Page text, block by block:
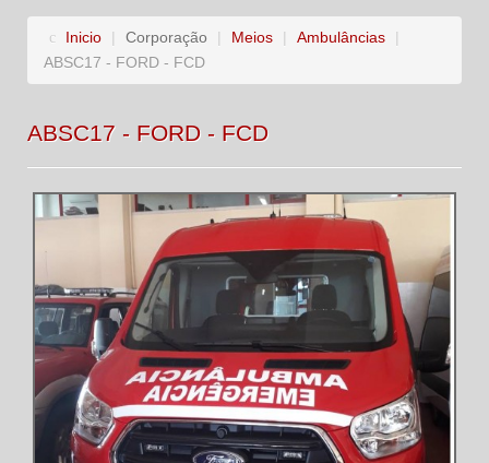
Inicio | Corporação | Meios | Ambulâncias
|
ABSC17 - FORD - FCD
ABSC17 - FORD - FCD